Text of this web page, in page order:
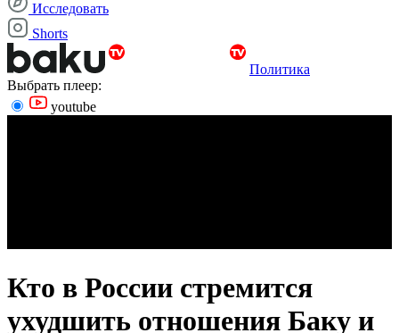
Исследовать
Shorts
Политика
Выбрать плеер:
youtube
Кто в России стремится
ухудшить отношения Баку и